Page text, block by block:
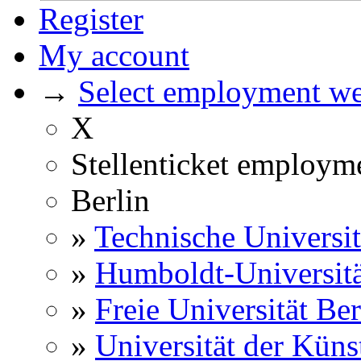
Register
My account
→ Select employment
X
Stellenticket
Berlin
» Technische
» Humboldt-
» Freie Universität
» Universität der